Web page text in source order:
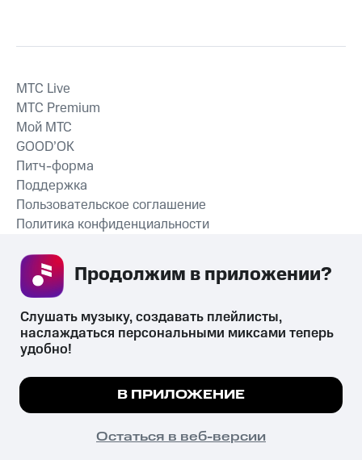
СКАЧАТЬ ПРИЛОЖЕНИЕ
MTС Live
MTС Premium
Мой МТС
GOOD’OK
Питч-форма
Поддержка
Пользовательское соглашение
Политика конфиденциальности
психотропных веществ, их аналогов причиняет вред здоровью,
их незаконный оборот запрещён и влечёт установленную
законодательством ответственность.
© 2026 ООО «КИОН».
Все права защищены
Мы используем куки, чтобы на сайте все
Подробнее
ПОНЯТНО
Слушать музыку, создавать плейлисты,
наслаждаться персональными миксами теперь
удобно!
В ПРИЛОЖЕНИЕ
Остаться в веб-версии